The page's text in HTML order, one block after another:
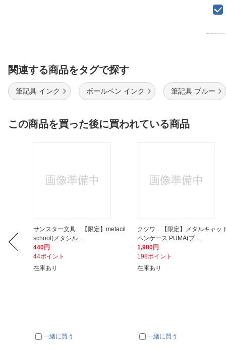
関連する商品をタグで探す
筆記具 インク ボールペン インク 筆記具 ブルー
この商品を買った後に買われている商品
サンスター文具 【限定】metacil
school(メタシル ...
440円
44ポイント
在庫あり
一緒に買う
クツワ 【限定】メタルキャット
ペンケース PUMA(プ...
1,980円
198ポイント
在庫あり
一緒に買う